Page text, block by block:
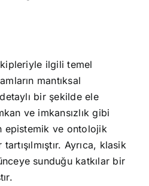
ilgili temel
mantıksal
bir şekilde ele
ve imkansızlık gibi
epistemik ve ontolojik
Ayrıca, klasik
sunduğu katkılar bir